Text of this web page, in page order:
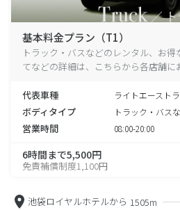
基本料金プラン（T1）
トラック・バスなどのレンタル、お
てなどの詳細は、こちらから各店舗に
代表車種 ライトエースト
ボディタイプ トラック・バス
営業時間 08:00-20:00
6時間まで5,500円
免責補償制度1,100円
池袋ロイヤルホテルから 1505m